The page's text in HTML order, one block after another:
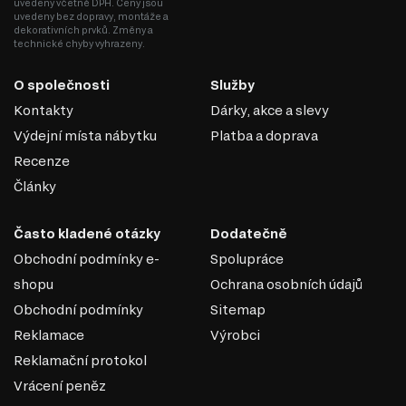
KULIČKOVÁ VEDENÍ PLNÉHO
Telescopické plně výsuvné vedení jsou mechanismy, které
umožňují plné vysunutí zásuvek, polic nebo jiných
pohyblivých prvků nábytku či vybavení za hranice korpusu.
Skládají se z několika (obvykle tří) sekcí, které se rozvinují,
což umožňuje přístup do celé hloubky zásuvky.
Hlavní charakteristiky telescopických vedení:
Plný výsuv: Díky konstrukci mohou všechny sekce vedení vysouvat,
uvedeny včetně DPH. Ceny jsou
uvedeny bez dopravy, montáže a
dekorativních prvků. Změny a
technické chyby vyhrazeny.
O společnosti
Kontakty
Výdejní místa nábytku
Recenze
Články
Služby
Dárky, akce a slevy
Platba a doprava
Často kladené otázky
Obchodní podmínky e-
shopu
Obchodní podmínky
Reklamace
Reklamační protokol
Vrácení peněz
Dodatečně
Spolupráce
Ochrana osobních údajů
Sitemap
Výrobci